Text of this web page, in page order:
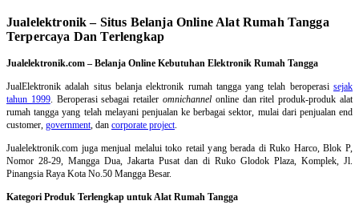
Jualelektronik – Situs Belanja Online Alat Rumah Tangga
Terpercaya Dan Terlengkap
Jualelektronik.com – Belanja Online Kebutuhan Elektronik Rumah Tangga
JualElektronik adalah situs belanja elektronik rumah tanggayang telah beroperasisejak
tahun 1999. Beroperasi sebagai retaileromnichannel online dan ritel produk-produk alat
rumah tangga yang telah melayani penjualan ke berbagai sektor, mulai dari penjualan end
customer, government, dan corporate project.
Jualelektronik.com juga menjual melalui toko retail yang berada di Ruko Harco, Blok P,
Nomor 28-29, Mangga Dua, Jakarta Pusat dan di Ruko Glodok Plaza, Komplek, Jl.
Pinangsia Raya Kota No.50 Mangga Besar.
Kategori Produk Terlengkap untuk Alat Rumah Tangga